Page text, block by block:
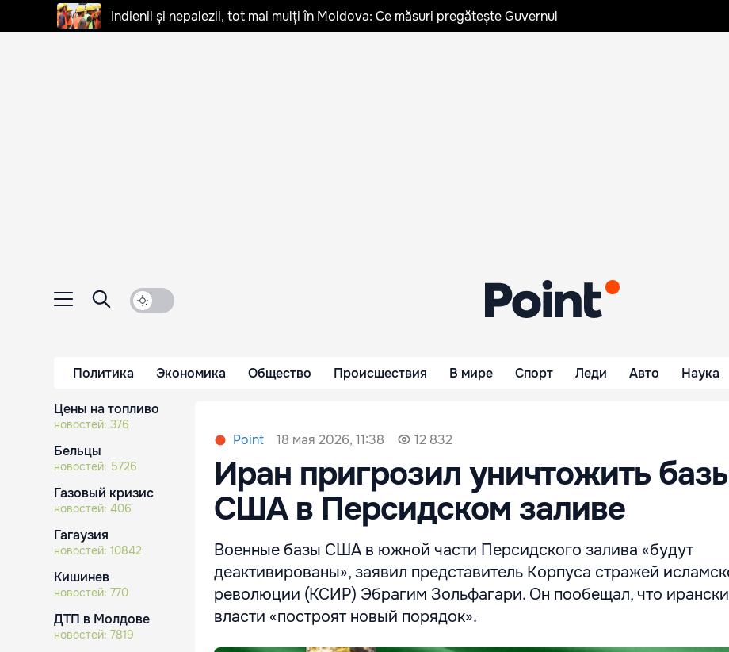
Indienii și nepalezii, tot mai mulți în Moldova: Ce măsuri pregătește Guvernul
Политика Экономика Общество Происшествия В мире Спорт Леди Авто Наука
Цены на топливо
новостей: 376
Бельцы
новостей: 5726
Газовый кризис
новостей: 406
Гагаузия
новостей: 10842
Кишинев
новостей: 770
ДТП в Молдове
новостей: 7819
Point 18 мая 2026, 11:38 12 832
Иран пригрозил уничтожить
США в Персидском заливе
Военные базы США в южной части Персидского залива «будут
деактивированы», заявил представитель Корпуса стражей
революции (КСИР) Эбрагим Зольфагари. Он пообещал, что
власти «построят новый порядок».